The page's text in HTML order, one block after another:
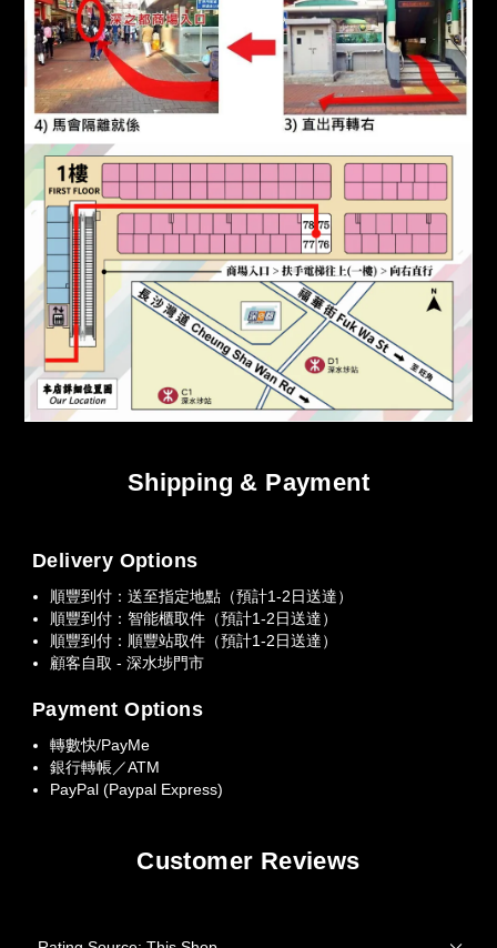
Shipping & Payment
Delivery Options
順豐到付：送至指定地點（預計1-2日送達）
順豐到付：智能櫃取件（預計1-2日送達）
順豐到付：順豐站取件（預計1-2日送達）
顧客自取 - 深水埗門市
Payment Options
轉數快/PayMe
銀行轉帳／ATM
PayPal (Paypal Express)
Customer Reviews